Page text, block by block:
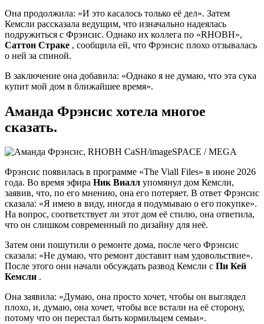
Она продолжила: «И это касалось только её дел». Затем
Кемсли рассказала ведущим, что изначально надеялась
подружиться с Фрэнсис. Однако их коллега по «RHOBH»,
Саттон Страке , сообщила ей, что Фрэнсис плохо отзывалась
о ней за спиной.
В заключение она добавила: «Однако я не думаю, что эта сука
купит мой дом в ближайшее время».
Аманда Фрэнсис хотела многое
сказать.
CaSH/imageSPACE / MEGA
Фрэнсис появилась в программе «The Viall Files» в июне 2026
года. Во время эфира Ник Виалл упомянул дом Кемсли,
заявив, что, по его мнению, она его потеряет. В ответ Фрэнсис
сказала: «Я имею в виду, иногда я подумываю о его покупке».
На вопрос, соответствует ли этот дом её стилю, она ответила,
что он слишком современный по дизайну для неё.
Затем они пошутили о ремонте дома, после чего Фрэнсис
сказала: «Не думаю, что ремонт доставит нам удовольствие».
После этого они начали обсуждать развод Кемсли с Пи Кей
Кемсли .
Она заявила: «Думаю, она просто хочет, чтобы он выглядел
плохо, и, думаю, она хочет, чтобы все встали на её сторону,
потому что он перестал быть кормильцем семьи».